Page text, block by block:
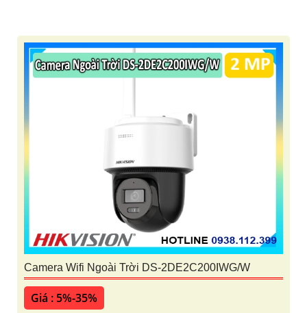
Camera Wifi Ngoài Trời DS-2DE2C200IWG/W
Giá : 5%-35%